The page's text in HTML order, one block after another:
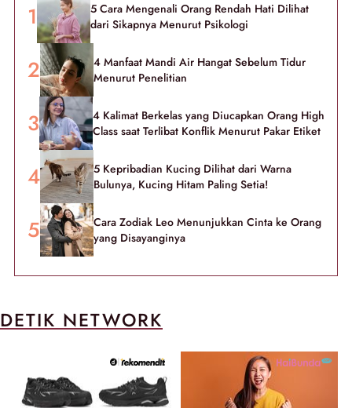
5 Cara Mengenali Orang Rendah Hati Dilihat
dari Sikapnya Menurut Psikologi
4 Manfaat Mandi Air Hangat Sebelum Tidur
Menurut Penelitian
4 Kalimat Berkelas yang Diucapkan Orang High
Class saat Terlibat Konflik Menurut Pakar Etiket
5 Kepribadian Kucing Dilihat dari Warna
Bulunya, Kucing Hitam Paling Setia!
Cara Zodiak Leo Menunjukkan Cinta ke Orang
yang Disayanginya
DETIK NETWORK